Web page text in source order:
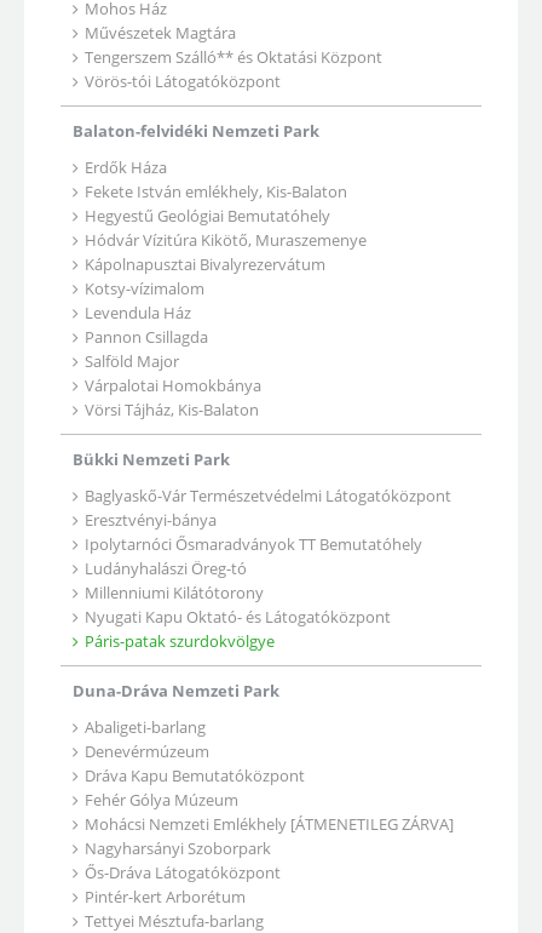
Mohos Ház
Művészetek Magtára
Tengerszem Szálló** és Oktatási Központ
Vörös-tói Látogatóközpont
Balaton-felvidéki Nemzeti Park
Erdők Háza
Fekete István emlékhely, Kis-Balaton
Hegyestű Geológiai Bemutatóhely
Hódvár Vízitúra Kikötő, Muraszemenye
Kápolnapusztai Bivalyrezervátum
Kotsy-vízimalom
Levendula Ház
Pannon Csillagda
Salföld Major
Várpalotai Homokbánya
Vörsi Tájház, Kis-Balaton
Bükki Nemzeti Park
Baglyaskő-Vár Természetvédelmi Látogatóközpont
Eresztvényi-bánya
Ipolytarnóci Ősmaradványok TT Bemutatóhely
Ludányhalászi Öreg-tó
Millenniumi Kilátótorony
Nyugati Kapu Oktató- és Látogatóközpont
Páris-patak szurdokvölgye
Duna-Dráva Nemzeti Park
Abaligeti-barlang
Denevérmúzeum
Dráva Kapu Bemutatóközpont
Fehér Gólya Múzeum
Mohácsi Nemzeti Emlékhely [ÁTMENETILEG ZÁRVA]
Nagyharsányi Szoborpark
Ős-Dráva Látogatóközpont
Pintér-kert Arborétum
Tettyei Mésztufa-barlang